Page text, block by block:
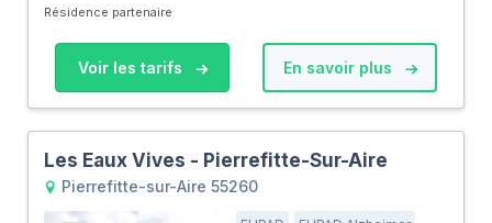
Résidence partenaire
Voir les tarifs En savoir plus
Les Eaux Vives - Pierrefitte-Sur-Aire
Pierrefitte-sur-Aire 55260